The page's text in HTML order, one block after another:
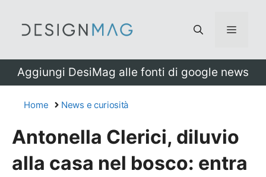
Menu
Aggiungi DesiMag alle fonti di google news
Home News e curiosità
Antonella Clerici, diluvio
alla casa nel bosco: entra